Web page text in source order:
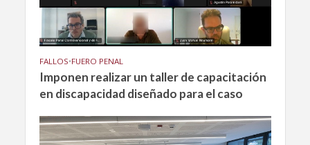
FALLOS•FUERO PENAL
Imponen realizar un taller de capacitación
en discapacidad diseñado para el caso